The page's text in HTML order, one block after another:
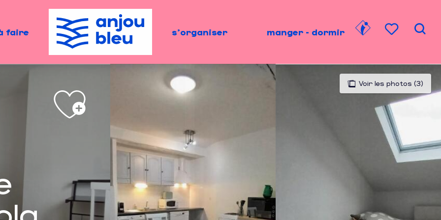
faire s'organiser manger - dormir
Voir les photos (3)